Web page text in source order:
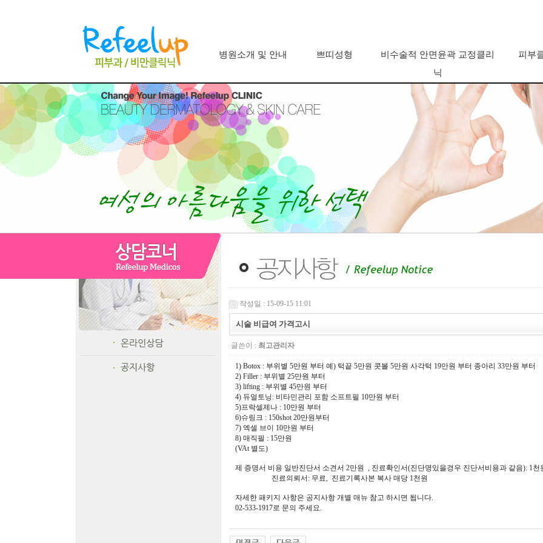
병원소개 및 안내 쁘띠성형
비수술적 안면윤곽 교정클리
닉
피부
작성일 : 15-09-15 11:01
시술 비급여 가격고시
글쓴이 : 최고관리자
1) Botox : 부위별 5만원 부터 예) 턱끝 5만원 콧볼 5만원 사각턱 19만원 부터 종아리 33만원 부터
2) Filler : 부위별 25만원 부터
3) lifting : 부위별 45만원 부터
4) 듀얼토닝: 비타민관리 포함 소프트필 10만원 부터
5)프락셀제나 : 10만원 부터
6)슈링크 : 150shot 20만원부터
7) 엑셀 브이 10만원 부터
8) 매직필 : 15만원
(VAt 별도)
제 증명서 비용 일반진단서 소견서 2만원 , 진료확인서(진단명있을경우 진단서비용과 같음): 1천
진료의뢰서: 무료, 진료기록사본 복사 매당 1천원
자세한 패키지 사항은 공지사항 개별 매뉴 참고 하시면 됩니다.
02-533-1917로 문의 주세요.